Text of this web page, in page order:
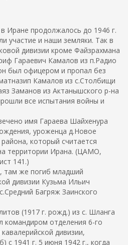
Иране продолжалось до 1946 г.
участие и наши земляки. Так в
дивизии кроме Файзрахмана
Гараевич Камалов из п.Радио
был офицером и пропал без
Камалов из с.Столбищи
Заманов из Актанышского р-на
все испытания войны и
имя Гараева Шайхенура
уроженца д.Новое
который считается
территории Ирана. (ЦАМО,
141.)
там же погиб младший
дивизии Кузьма Ильич
Багряж Заинского
(1917 г. рожд.) из с. Шланга
отделения 6-го
дивизии,
с 1941 г. 5 июня 1942 г., когда